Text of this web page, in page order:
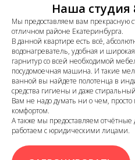
Наша студия
Мы предоставляем вам прекрасную
отличном районе Екатеринбурга.
В данной квартире есть всё,
водонагреватель, удобная и
гарнитур со всей необходимой
посудомоечная машина. И такие
ванной вы найдете полотенца в
средства гигиены и даже
Вам не надо думать ни о чем, просто
комфортом.
А также мы предоставляем отчётные
работаем с юридическими лицами.